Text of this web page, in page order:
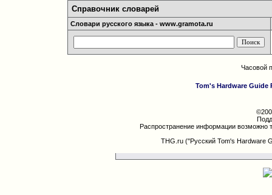
Справочник словарей
Словари русского языка - www.gramota.ru
Часовой
Tom's Hardware Guide
Распространение информации возможно
THG.ru ("Русский Tom's Hardware